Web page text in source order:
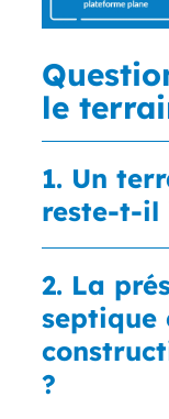
le
1. Un
reste-t-il
2. La
septique
?